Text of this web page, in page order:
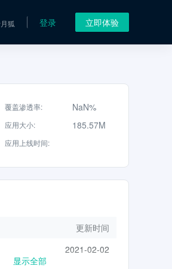
狐 登录 立即体验
覆盖渗透率: NaN%
应用大小: 185.57M
应用上线时间:
更新时间
2021-02-02
显示全部